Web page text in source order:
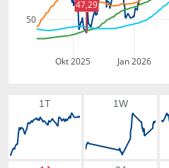
Okt 2025 Jan 2026
50
47,29
1T 1W